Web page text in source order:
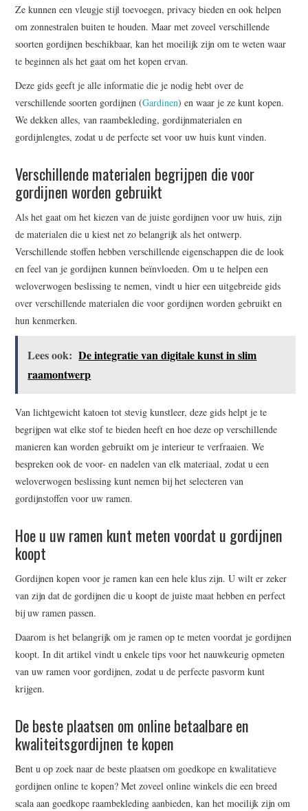
Ze kunnen een vleugje stijl toevoegen, privacy bieden en ook helpen
om zonnestralen buiten te houden. Maar met zoveel verschillende
soorten gordijnen beschikbaar, kan het moeilijk zijn om te weten waar
te beginnen als het gaat om het kopen ervan.
Deze gids geeft je alle informatie die je nodig hebt over de
verschillende soorten gordijnen (Gardinen) en waar je ze kunt kopen.
We dekken alles, van raambekleding, gordijnmaterialen en
gordijnlengtes, zodat u de perfecte set voor uw huis kunt vinden.
Verschillende materialen begrijpen die voor
gordijnen worden gebruikt
Als het gaat om het kiezen van de juiste gordijnen voor uw huis, zijn
de materialen die u kiest net zo belangrijk als het ontwerp.
Verschillende stoffen hebben verschillende eigenschappen die de look
en feel van je gordijnen kunnen beïnvloeden. Om u te helpen een
weloverwogen beslissing te nemen, vindt u hier een uitgebreide gids
over verschillende materialen die voor gordijnen worden gebruikt en
hun kenmerken.
Lees ook: De integratie van digitale kunst in slim
raamontwerp
Van lichtgewicht katoen tot stevig kunstleer, deze gids helpt je te
begrijpen wat elke stof te bieden heeft en hoe deze op verschillende
manieren kan worden gebruikt om je interieur te verfraaien. We
bespreken ook de voor- en nadelen van elk materiaal, zodat u een
weloverwogen beslissing kunt nemen bij het selecteren van
gordijnstoffen voor uw ramen.
Hoe u uw ramen kunt meten voordat u gordijnen
koopt
Gordijnen kopen voor je ramen kan een hele klus zijn. U wilt er zeker
van zijn dat de gordijnen die u koopt de juiste maat hebben en perfect
bij uw ramen passen.
Daarom is het belangrijk om je ramen op te meten voordat je gordijnen
koopt. In dit artikel vindt u enkele tips voor het nauwkeurig opmeten
van uw ramen voor gordijnen, zodat u de perfecte pasvorm kunt
krijgen.
De beste plaatsen om online betaalbare en
kwaliteitsgordijnen te kopen
Bent u op zoek naar de beste plaatsen om goedkope en kwalitatieve
gordijnen online te kopen? Met zoveel online winkels die een breed
scala aan goedkope raambekleding aanbieden, kan het moeilijk zijn om